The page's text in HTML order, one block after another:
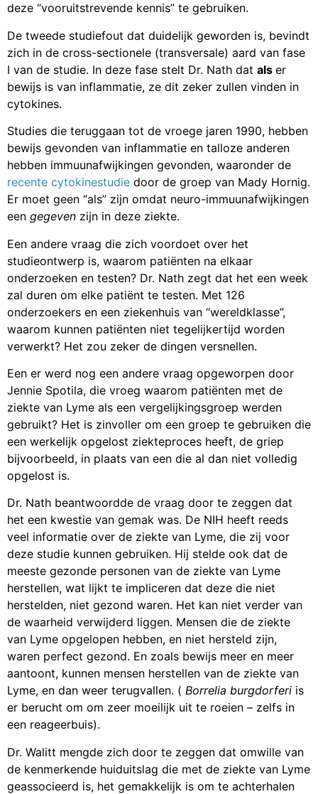
deze “vooruitstrevende kennis” te gebruiken.
De tweede studiefout dat duidelijk geworden is, bevindt
zich in de cross-sectionele (transversale) aard van fase
I van de studie. In deze fase stelt Dr. Nath dat als er
bewijs is van inflammatie, ze dit zeker zullen vinden in
cytokines.
Studies die teruggaan tot de vroege jaren 1990, hebben
bewijs gevonden van inflammatie en talloze anderen
hebben immuunafwijkingen gevonden, waaronder de
recente cytokinestudie door de groep van Mady Hornig.
Er moet geen “als” zijn omdat neuro-immuunafwijkingen
een gegeven zijn in deze ziekte.
Een andere vraag die zich voordoet over het
studieontwerp is, waarom patiënten na elkaar
onderzoeken en testen? Dr. Nath zegt dat het een week
zal duren om elke patiënt te testen. Met 126
onderzoekers en een ziekenhuis van “wereldklasse”,
waarom kunnen patiënten niet tegelijkertijd worden
verwerkt? Het zou zeker de dingen versnellen.
Een er werd nog een andere vraag opgeworpen door
Jennie Spotila, die vroeg waarom patiënten met de
ziekte van Lyme als een vergelijkingsgroep werden
gebruikt? Het is zinvoller om een groep te gebruiken die
een werkelijk opgelost ziekteproces heeft, de griep
bijvoorbeeld, in plaats van een die al dan niet volledig
opgelost is.
Dr. Nath beantwoordde de vraag door te zeggen dat
het een kwestie van gemak was. De NIH heeft reeds
veel informatie over de ziekte van Lyme, die zij voor
deze studie kunnen gebruiken. Hij stelde ook dat de
meeste gezonde personen van de ziekte van Lyme
herstellen, wat lijkt te impliceren dat deze die niet
herstelden, niet gezond waren. Het kan niet verder van
de waarheid verwijderd liggen. Mensen die de ziekte
van Lyme opgelopen hebben, en niet hersteld zijn,
waren perfect gezond. En zoals bewijs meer en meer
aantoont, kunnen mensen herstellen van de ziekte van
Lyme, en dan weer terugvallen. ( Borrelia burgdorferi is
er berucht om om zeer moeilijk uit te roeien – zelfs in
een reageerbuis).
Dr. Walitt mengde zich door te zeggen dat omwille van
de kenmerkende huiduitslag die met de ziekte van Lyme
geassocieerd is, het gemakkelijk is om te achterhalen